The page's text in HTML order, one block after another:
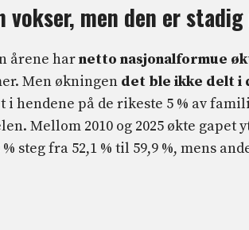
vokser, men den er
årene harnetto nasjonalformue
Men økningen det ble ikke delt i
i hendene på de rikeste 5 % av
Mellom 2010 og 2025 økte
steg fra 52,1 % til 59,9 %, mens